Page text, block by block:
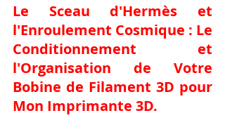
Le Sceau d'Hermès et
l'Enroulement Cosmique : Le
Conditionnement et
Bobine de Filament 3D pour
Mon Imprimante 3D.